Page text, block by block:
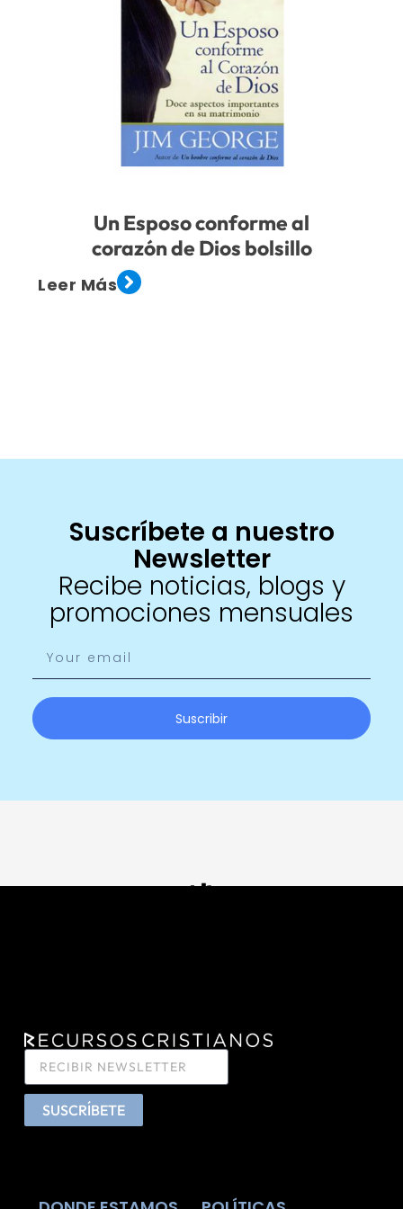
Un Esposo conforme al
corazón de Dios bolsillo
Leer Más
Suscríbete a nuestro
Newsletter
Recibe noticias, blogs y
promociones mensuales
Suscribir
SUSCRÍBETE